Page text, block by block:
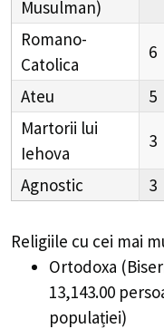
Musulman)
Romano-
Catolica
6
Ateu 5
Martorii lui
Iehova
3
Agnostic 3
Religiile cu cei mai
Ortodoxa
13,143.00
populației)